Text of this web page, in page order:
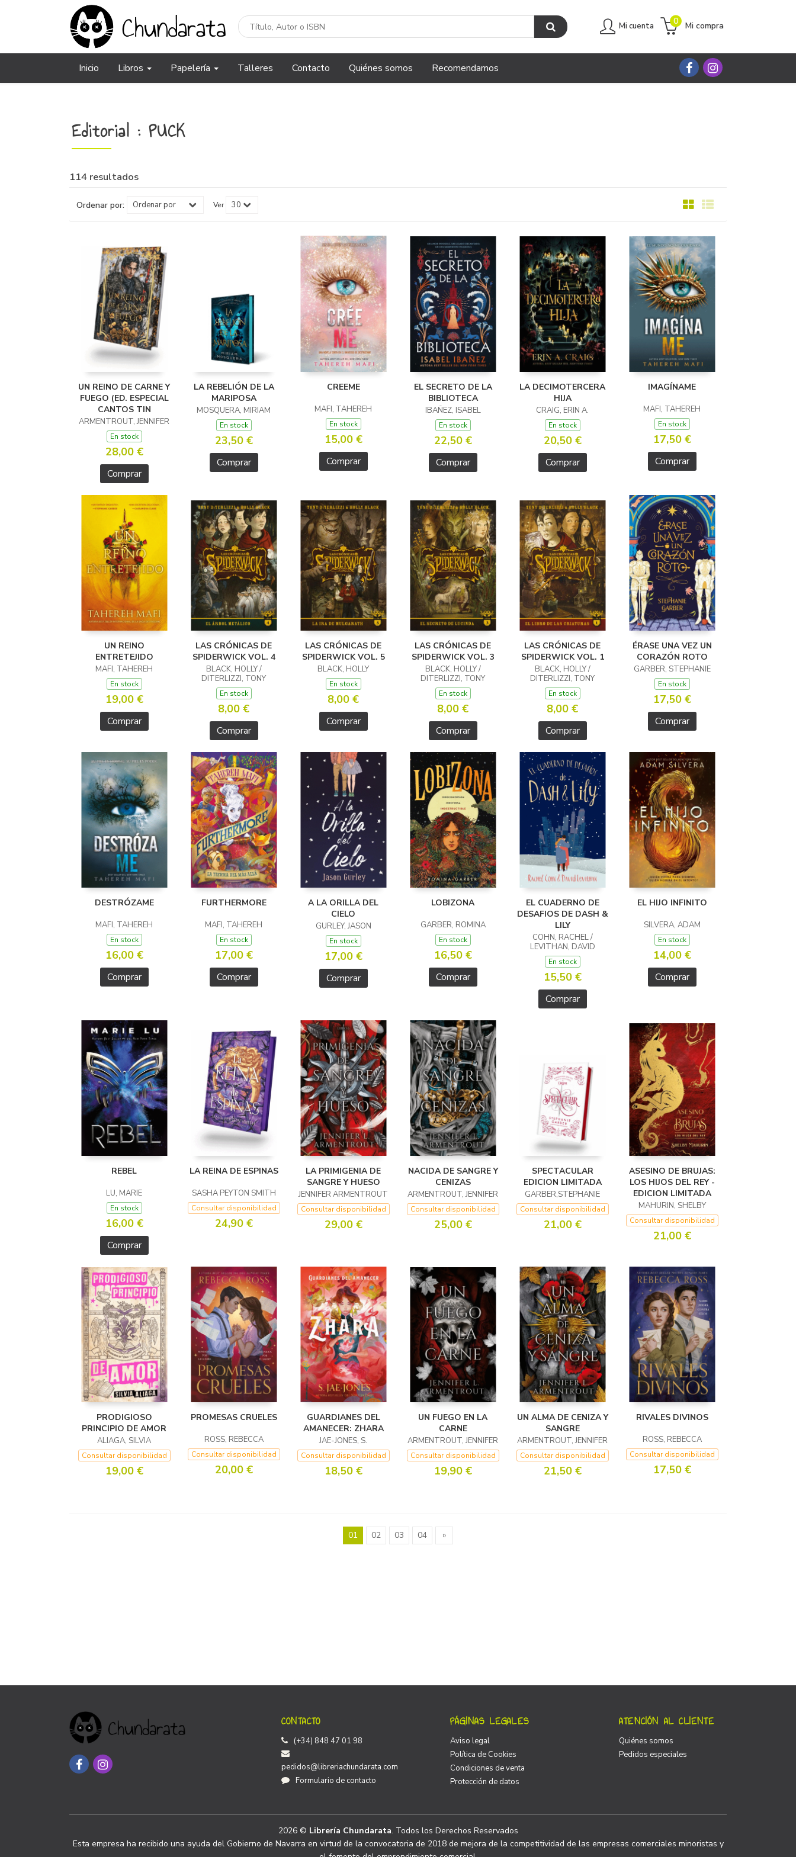
Mi cuenta Mi compra
0
Inicio Libros Papelería Talleres Contacto Quiénes somos Recomendamos
Editorial : PUCK
114 resultados
Ordenar por: Ver
UN REINO DE CARNE Y
FUEGO (ED. ESPECIAL
CANTOS TIN
ARMENTROUT, JENNIFER
En stock
28,00 €
Comprar
LA REBELIÓN DE LA
MARIPOSA
MOSQUERA, MIRIAM
En stock
23,50 €
Comprar
CREEME
MAFI, TAHEREH
En stock
15,00 €
Comprar
EL SECRETO DE LA
BIBLIOTECA
IBAÑEZ, ISABEL
En stock
22,50 €
Comprar
LA DECIMOTERCERA
HIJA
CRAIG, ERIN A.
En stock
20,50 €
Comprar
IMAGÍNAME
MAFI, TAHEREH
En stock
17,50 €
Comprar
UN REINO
ENTRETEJIDO
MAFI, TAHEREH
En stock
19,00 €
Comprar
LAS CRÓNICAS DE
SPIDERWICK VOL. 4
BLACK, HOLLY /
DITERLIZZI, TONY
En stock
8,00 €
Comprar
LAS CRÓNICAS DE
SPIDERWICK VOL. 5
BLACK, HOLLY
En stock
8,00 €
Comprar
LAS CRÓNICAS DE
SPIDERWICK VOL. 3
BLACK, HOLLY /
DITERLIZZI, TONY
En stock
8,00 €
Comprar
LAS CRÓNICAS DE
SPIDERWICK VOL. 1
BLACK, HOLLY /
DITERLIZZI, TONY
En stock
8,00 €
Comprar
ÉRASE UNA VEZ UN
CORAZÓN ROTO
GARBER, STEPHANIE
En stock
17,50 €
Comprar
DESTRÓZAME
MAFI, TAHEREH
En stock
16,00 €
Comprar
FURTHERMORE
MAFI, TAHEREH
En stock
17,00 €
Comprar
A LA ORILLA DEL
CIELO
GURLEY, JASON
En stock
17,00 €
Comprar
LOBIZONA
GARBER, ROMINA
En stock
16,50 €
Comprar
EL CUADERNO DE
DESAFIOS DE DASH &
LILY
COHN, RACHEL /
LEVITHAN, DAVID
En stock
15,50 €
Comprar
EL HIJO INFINITO
SILVERA, ADAM
En stock
14,00 €
Comprar
REBEL
LU, MARIE
En stock
16,00 €
Comprar
LA REINA DE ESPINAS
SASHA PEYTON SMITH
Consultar disponibilidad
24,90 €
LA PRIMIGENIA DE
SANGRE Y HUESO
JENNIFER ARMENTROUT
Consultar disponibilidad
29,00 €
NACIDA DE SANGRE Y
CENIZAS
ARMENTROUT, JENNIFER
Consultar disponibilidad
25,00 €
SPECTACULAR
EDICION LIMITADA
GARBER,STEPHANIE
Consultar disponibilidad
21,00 €
ASESINO DE BRUJAS:
LOS HIJOS DEL REY -
EDICION LIMITADA
MAHURIN, SHELBY
Consultar disponibilidad
21,00 €
PRODIGIOSO
PRINCIPIO DE AMOR
ALIAGA, SILVIA
Consultar disponibilidad
19,00 €
PROMESAS CRUELES
ROSS, REBECCA
Consultar disponibilidad
20,00 €
GUARDIANES DEL
AMANECER: ZHARA
JAE-JONES, S.
Consultar disponibilidad
18,50 €
UN FUEGO EN LA
CARNE
ARMENTROUT, JENNIFER
Consultar disponibilidad
19,90 €
UN ALMA DE CENIZA Y
SANGRE
ARMENTROUT, JENNIFER
Consultar disponibilidad
21,50 €
RIVALES DIVINOS
ROSS, REBECCA
Consultar disponibilidad
17,50 €
01 02 03 04 »
CONTACTO
(+34) 848 47 01 98
pedidos@libreriachundarata.com
Formulario de contacto
PÁGINAS LEGALES
Aviso legal
Política de Cookies
Condiciones de venta
Protección de datos
ATENCIÓN AL CLIENTE
Quiénes somos
Pedidos especiales
2026 © Librería Chundarata. Todos los Derechos Reservados
Esta empresa ha recibido una ayuda del Gobierno de Navarra en virtud de la convocatoria de 2018 de mejora de la competitividad de las empresas comerciales minoristas y